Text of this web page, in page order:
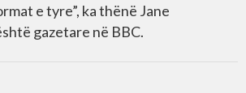
e tyre”, ka thënë Jane
gazetare në BBC.